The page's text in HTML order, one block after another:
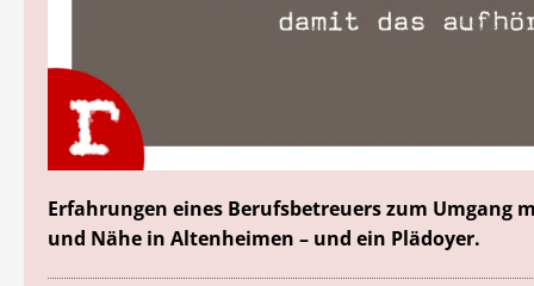
Erfahrungen eines Berufsbetreuers zum Umgang
und Nähe in Altenheimen – und ein Plädoyer.